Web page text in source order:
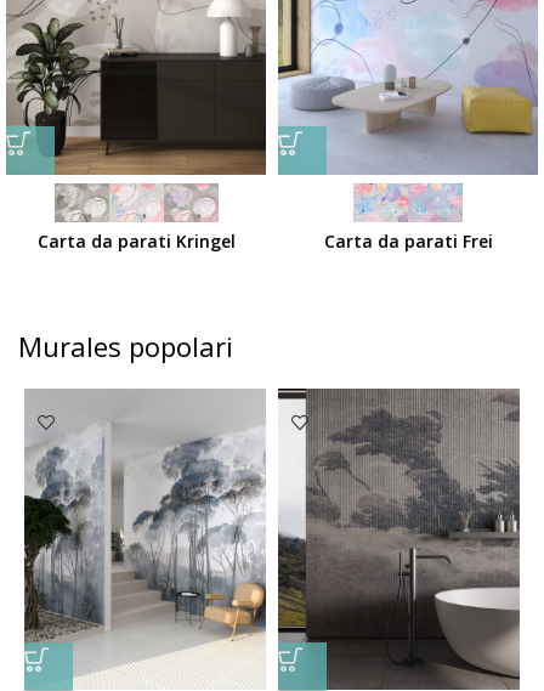
Carta da parati Kringel Carta da parati Frei
Murales popolari